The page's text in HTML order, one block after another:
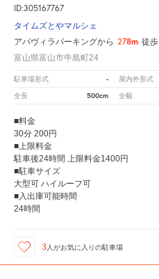
ID:305167767
タイムズとやマルシェ
アパヴィラパーキングから 278m 徒歩
富山県富山市牛島町24
駐車場形式 - 屋内外形式
全長 500cm 全幅
■料金
30分 200円
■上限料金
駐車後24時間 上限料金1400円
■駐車サイズ
大型可 ハイルーフ可
■入出庫可能時間
24時間
3人がお気に入りの駐車場